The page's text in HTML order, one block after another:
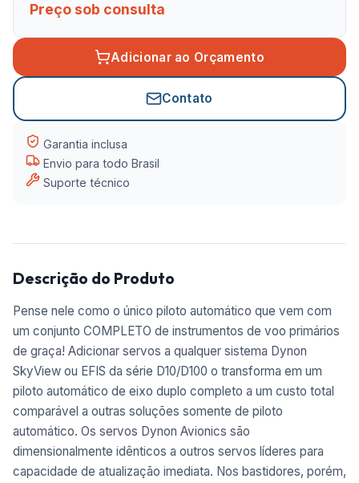
Preço sob consulta
Adicionar ao Orçamento
Contato
Garantia inclusa
Envio para todo Brasil
Suporte técnico
Descrição do Produto
Pense nele como o único piloto automático que vem com
um conjunto COMPLETO de instrumentos de voo primários
de graça! Adicionar servos a qualquer sistema Dynon
SkyView ou EFIS da série D10/D100 o transforma em um
piloto automático de eixo duplo completo a um custo total
comparável a outras soluções somente de piloto
automático. Os servos Dynon Avionics são
dimensionalmente idênticos a outros servos líderes para
capacidade de atualização imediata. Nos bastidores, porém,